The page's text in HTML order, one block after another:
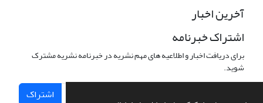
آخرین اخبار
اشتراک خبرنامه
برای دریافت اخبار و اطلاعیه های مهم نشریه در خبرنامه نشریه مشترک
شوید.
اشتراک